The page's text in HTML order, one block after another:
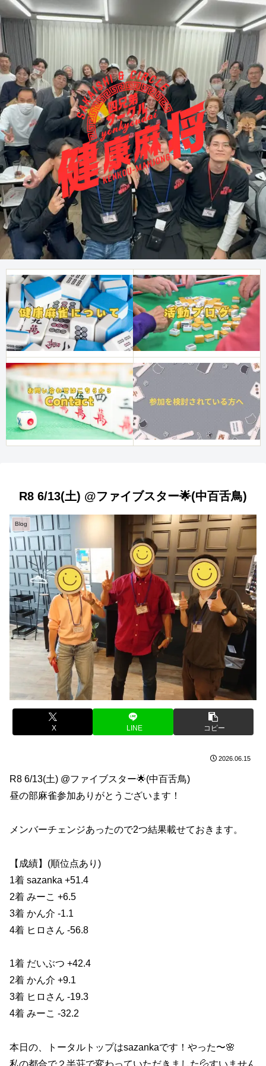
R8 6/13(土) @ファイブスター🌟(中百舌鳥)
Blog
X LINE コピー
2026.06.15
R8 6/13(土) @ファイブスター🌟(中百舌鳥)
昼の部麻雀参加ありがとうございます！
メンバーチェンジあったので2つ結果載せておきます。
【成績】(順位点あり)
1着 sazanka +51.4
2着 みーこ +6.5
3着 かん介 -1.1
4着 ヒロさん -56.8
1着 だいぶつ +42.4
2着 かん介 +9.1
3着 ヒロさん -19.3
4着 みーこ -32.2
本日の、トータルトップはsazankaです！やった〜🌸